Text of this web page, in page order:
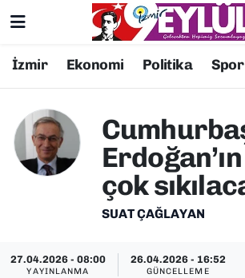
İzmir Ekonomi Politika Spor
çok
SUAT ÇAĞLAYAN
27.04.2026 - 08:00
YAYINLANMA
26.04.2026 - 16:52
GÜNCELLEME
Resmi İlanlar
DÜNYA
EKONOMİ
KÜLTÜR SANAT
Konak Nöbetçi Eczaneler
Konak Trafik Yoğunluk
Süper Lig Puan Durumu ve
Tüm Manşetler
Son Dakika Haberleri